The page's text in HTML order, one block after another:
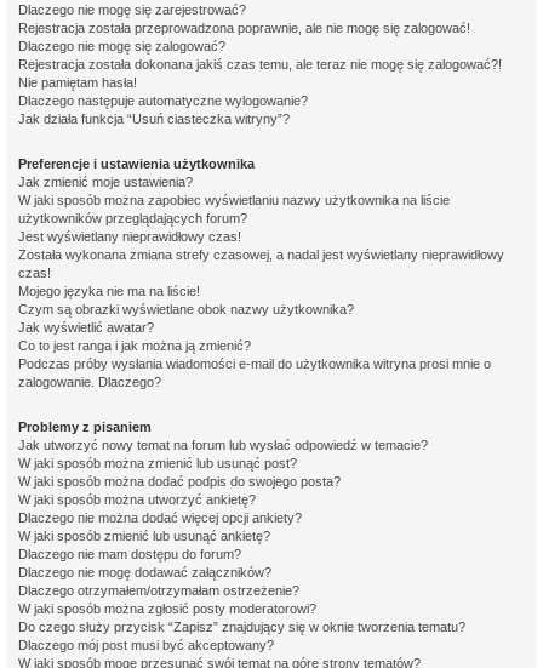
Dlaczego nie mogę się zarejestrować?
Rejestracja została przeprowadzona poprawnie, ale nie mogę się zalogować!
Dlaczego nie mogę się zalogować?
Rejestracja została dokonana jakiś czas temu, ale teraz nie mogę się zalogować?!
Nie pamiętam hasła!
Dlaczego następuje automatyczne wylogowanie?
Jak działa funkcja “Usuń ciasteczka witryny”?
Preferencje i ustawienia użytkownika
Jak zmienić moje ustawienia?
W jaki sposób można zapobiec wyświetlaniu nazwy użytkownika na liście
użytkowników przeglądających forum?
Jest wyświetlany nieprawidłowy czas!
Została wykonana zmiana strefy czasowej, a nadal jest wyświetlany nieprawidłowy
czas!
Mojego języka nie ma na liście!
Czym są obrazki wyświetlane obok nazwy użytkownika?
Jak wyświetlić awatar?
Co to jest ranga i jak można ją zmienić?
Podczas próby wysłania wiadomości e-mail do użytkownika witryna prosi mnie o
zalogowanie. Dlaczego?
Problemy z pisaniem
Jak utworzyć nowy temat na forum lub wysłać odpowiedź w temacie?
W jaki sposób można zmienić lub usunąć post?
W jaki sposób można dodać podpis do swojego posta?
W jaki sposób można utworzyć ankietę?
Dlaczego nie można dodać więcej opcji ankiety?
W jaki sposób zmienić lub usunąć ankietę?
Dlaczego nie mam dostępu do forum?
Dlaczego nie mogę dodawać załączników?
Dlaczego otrzymałem/otrzymałam ostrzeżenie?
W jaki sposób można zgłosić posty moderatorowi?
Do czego służy przycisk “Zapisz” znajdujący się w oknie tworzenia tematu?
Dlaczego mój post musi być akceptowany?
W jaki sposób mogę przesunąć swój temat na górę strony tematów?